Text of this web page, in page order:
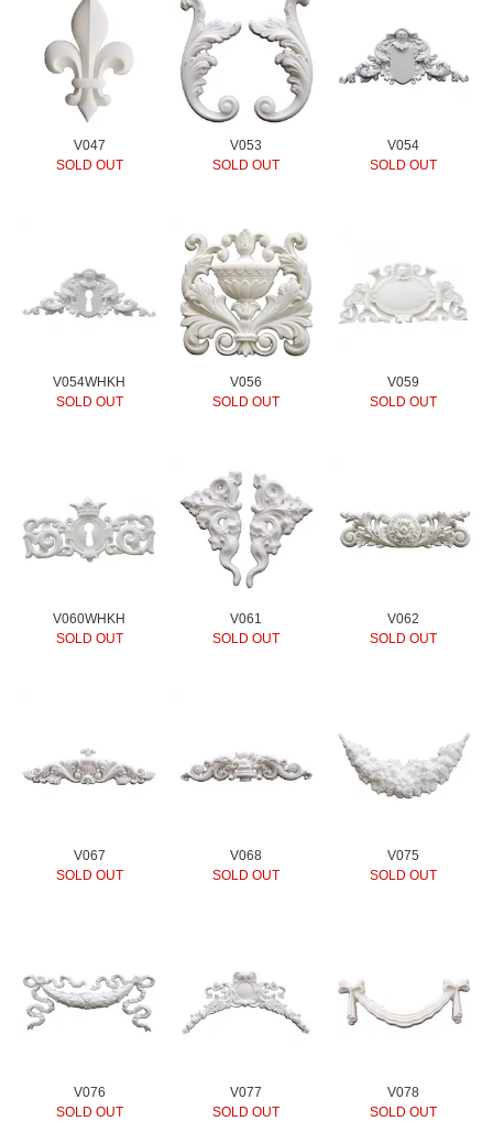
V047
SOLD OUT
V053
SOLD OUT
V054
SOLD OUT
V054WHKH
SOLD OUT
V056
SOLD OUT
V059
SOLD OUT
V060WHKH
SOLD OUT
V061
SOLD OUT
V062
SOLD OUT
V067
SOLD OUT
V068
SOLD OUT
V075
SOLD OUT
V076
SOLD OUT
V077
SOLD OUT
V078
SOLD OUT